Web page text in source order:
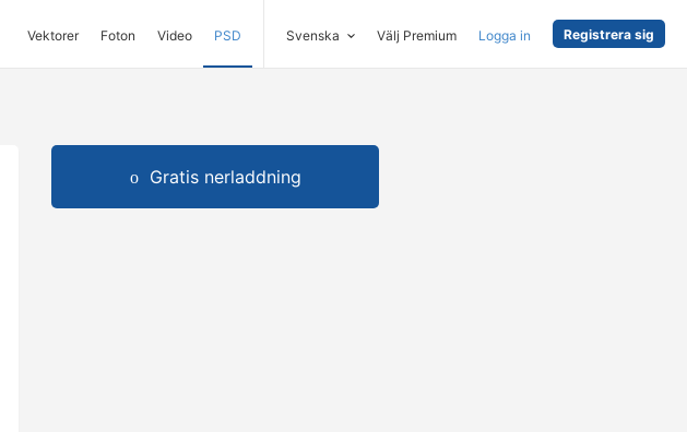
Vektorer Foton Video PSD Svenska Välj Premium Logga in Registrera sig
Gratis nerladdning